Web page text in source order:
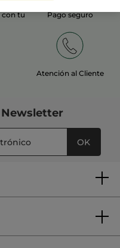
con tu
Pago seguro
Atención al Cliente
Newsletter
OK